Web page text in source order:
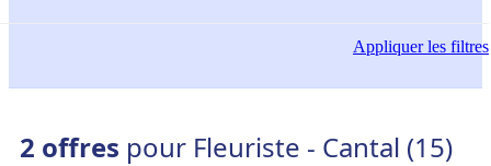
Appliquerles filtres
2 offres pour Fleuriste - Cantal (15)